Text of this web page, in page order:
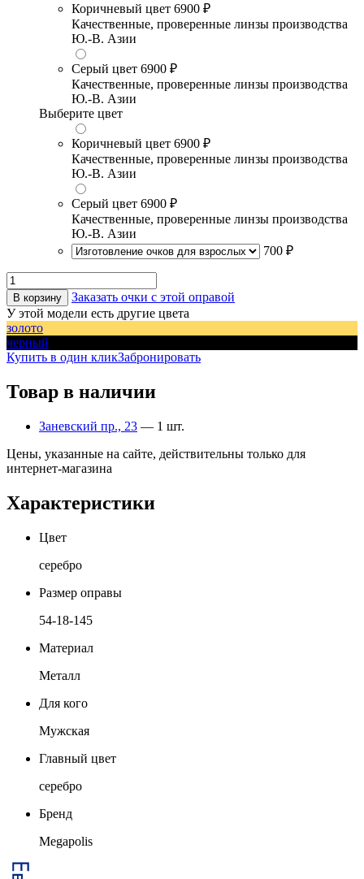
Коричневый цвет 6900 ₽
Качественные, проверенные линзы производства
Ю.-В. Азии
Серый цвет 6900 ₽
Качественные, проверенные линзы производства
Ю.-В. Азии
Выберите цвет
Коричневый цвет 6900 ₽
Качественные, проверенные линзы производства
Ю.-В. Азии
Серый цвет 6900 ₽
Качественные, проверенные линзы производства
Ю.-В. Азии
700 ₽
В корзину
Заказать очки с этой оправой
У этой модели есть другие цвета
золото
черный
Купить в один кликЗабронировать
Товар в наличии
Заневский пр., 23 — 1 шт.
Цены, указанные на сайте, действительны только для
интернет-магазина
Характеристики
Цвет
серебро
Размер оправы
54-18-145
Материал
Металл
Для кого
Мужская
Главный цвет
серебро
Бренд
Megapolis